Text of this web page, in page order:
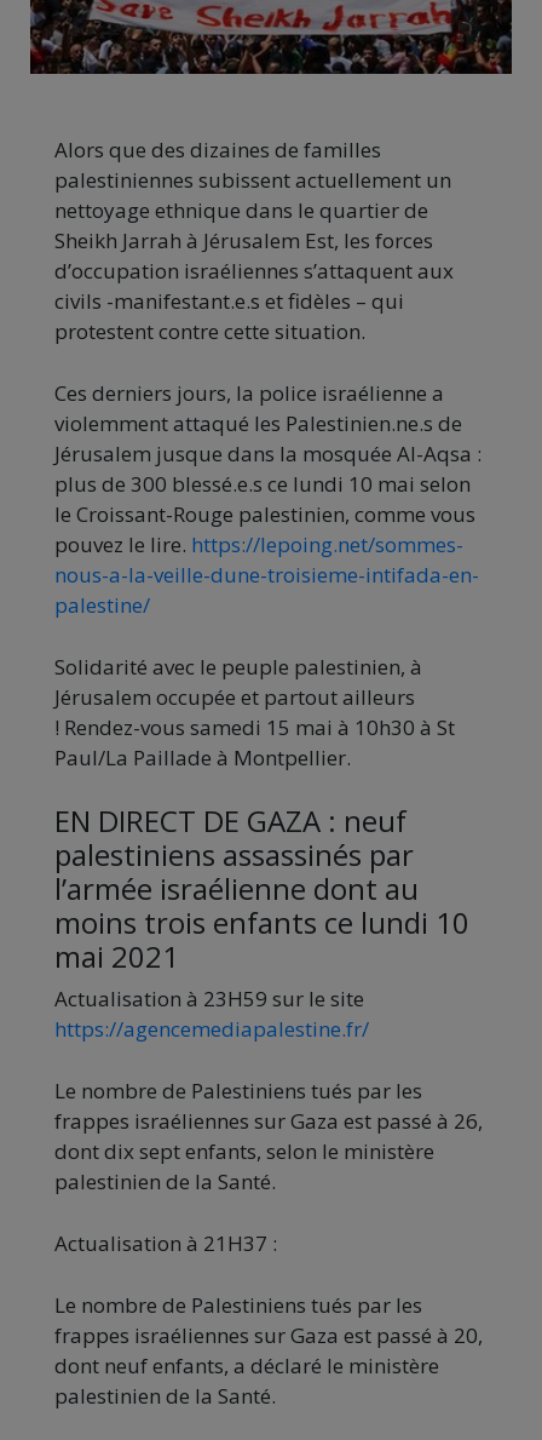
Alors que des dizaines de familles
palestiniennes subissent actuellement un
nettoyage ethnique dans le quartier de
Sheikh Jarrah à Jérusalem Est, les forces
d’occupation israéliennes s’attaquent aux
civils -manifestant.e.s et fidèles – qui
protestent contre cette situation.
Ces derniers jours, la police israélienne a
violemment attaqué les Palestinien.ne.s de
Jérusalem jusque dans la mosquée Al-Aqsa :
plus de 300 blessé.e.s ce lundi 10 mai selon
le Croissant-Rouge palestinien, comme vous
pouvez le lire. https://lepoing.net/sommes-
nous-a-la-veille-dune-troisieme-intifada-en-
palestine/
Solidarité avec le peuple palestinien, à
Jérusalem occupée et partout ailleurs
! Rendez-vous samedi 15 mai à 10h30 à St
Paul/La Paillade à Montpellier.
EN DIRECT DE GAZA : neuf
palestiniens assassinés par
l’armée israélienne dont au
moins trois enfants ce lundi 10
mai 2021
Actualisation à 23H59 sur le site
https://agencemediapalestine.fr/
Le nombre de Palestiniens tués par les
frappes israéliennes sur Gaza est passé à 26,
dont dix sept enfants, selon le ministère
palestinien de la Santé.
Actualisation à 21H37 :
Le nombre de Palestiniens tués par les
frappes israéliennes sur Gaza est passé à 20,
dont neuf enfants, a déclaré le ministère
palestinien de la Santé.